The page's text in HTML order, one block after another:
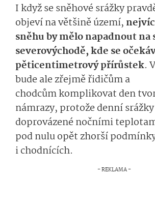
I když se sněhové srážky
objevína většině území,
sněhu by mělo napadnout na
severovýchodě, kde se
pěticentimetrový přírůstek.
budeale zřejměřidičům a
chodcůmkompli­kovat den
námrazy, protože denní srážky
doprovázené nočními
pod nulu opět zhorší
i chodnících.